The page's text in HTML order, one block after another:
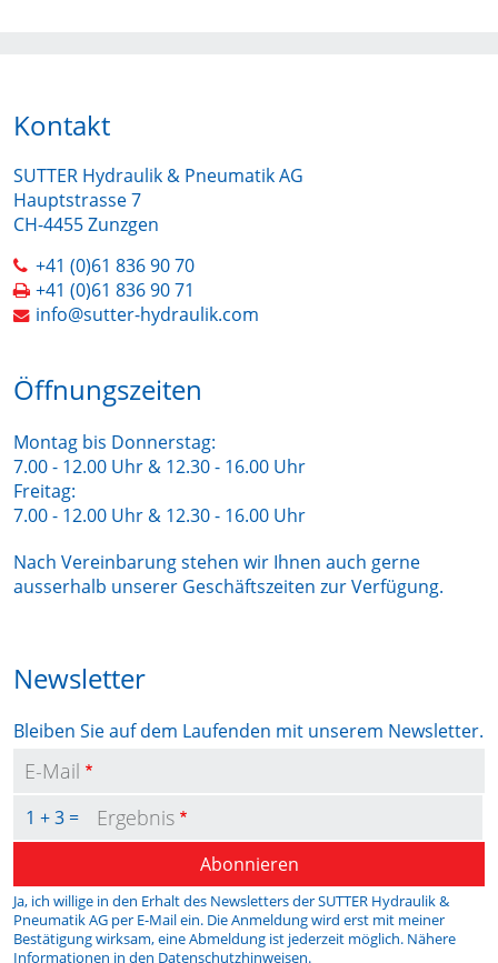
Kontakt
SUTTER Hydraulik & Pneumatik AG
Hauptstrasse 7
CH-4455 Zunzgen
+41 (0)61 836 90 70
+41 (0)61 836 90 71
info@sutter-hydraulik.com
Öffnungszeiten
Montag bis Donnerstag:
7.00 - 12.00 Uhr & 12.30 - 16.00 Uhr
Freitag:
7.00 - 12.00 Uhr & 12.30 - 16.00 Uhr
Nach Vereinbarung stehen wir Ihnen auch gerne
ausserhalb unserer Geschäftszeiten zur Verfügung.
Newsletter
E-Mail
Bleiben Sie auf dem Laufenden mit unserem Newsletter.
Ergebnis
1 + 3 =
Abonnieren
Ja, ich willige in den Erhalt des Newsletters der SUTTER Hydraulik &
Pneumatik AG per E-Mail ein. Die Anmeldung wird erst mit meiner
Bestätigung wirksam, eine Abmeldung ist jederzeit möglich. Nähere
Informationen in den Datenschutzhinweisen.